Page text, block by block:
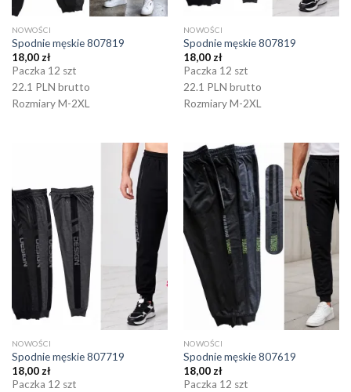
NOWOŚCI
Spodnie męskie 807819
18,00zł
Paczka 12 szt
22.1 PLN brutto
Rozmiary M-2XL
NOWOŚCI
Spodnie męskie 807819
18,00zł
Paczka 12 szt
22.1 PLN brutto
Rozmiary M-2XL
NOWOŚCI
Spodnie męskie 807719
18,00zł
Paczka 12 szt
NOWOŚCI
Spodnie męskie 807619
18,00zł
Paczka 12 szt